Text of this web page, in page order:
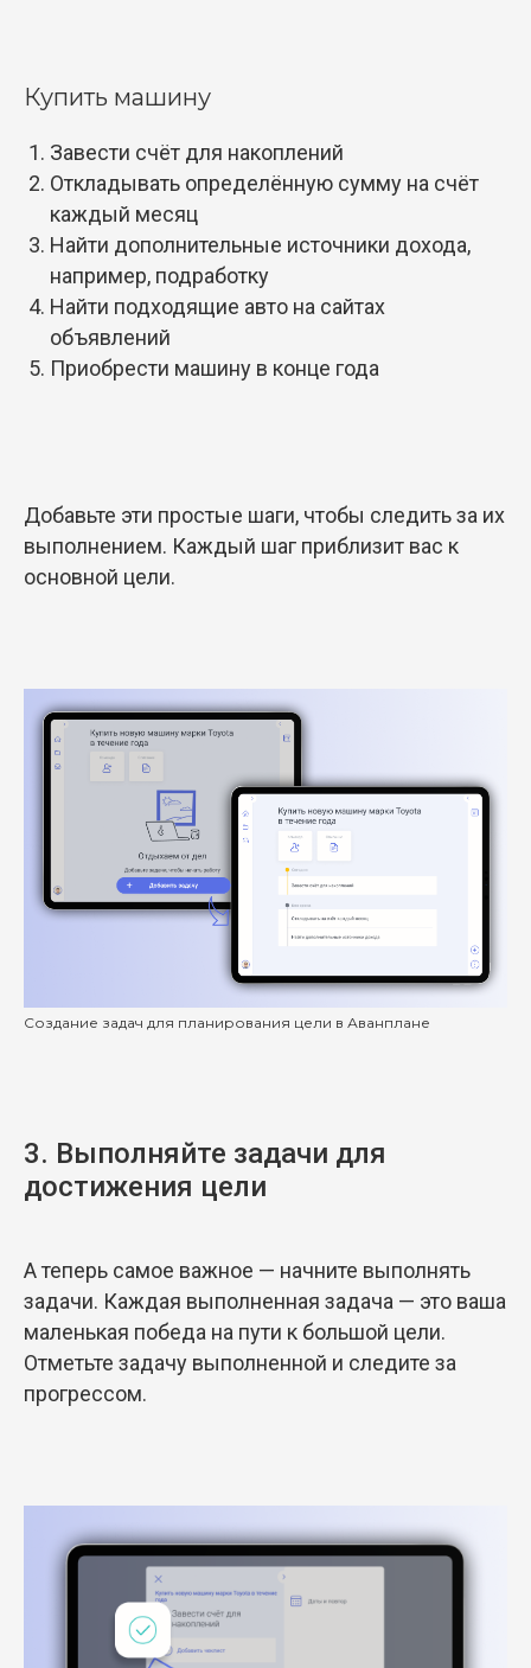
Купить машину
Завести счёт для накоплений
Откладывать определённую сумму на счёт
каждый месяц
Найти дополнительные источники дохода,
например, подработку
Найти подходящие авто на сайтах
объявлений
Приобрести машину в конце года
Добавьте эти простые шаги, чтобы следить за их
выполнением. Каждый шаг приблизит вас к
основной цели.
Создание задач для планирования цели в Аванплане
3. Выполняйте задачи для
достижения цели
А теперь самое важное — начните выполнять
задачи. Каждая выполненная задача — это ваша
маленькая победа на пути к большой цели.
Отметьте задачу выполненной и следите за
прогрессом.